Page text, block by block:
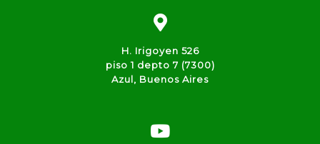
H. Irigoyen 526
piso 1 depto 7 (7300)
Azul, Buenos Aires